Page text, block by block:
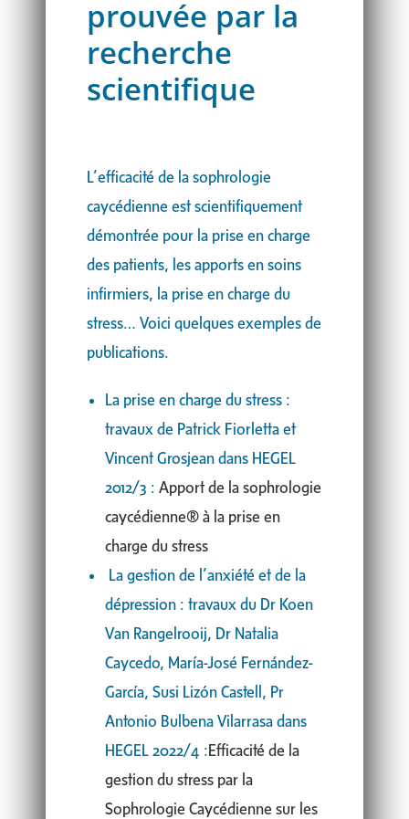
prouvée par la
recherche
scientifique
L’efficacité de la sophrologie
caycédienne est scientifiquement
démontrée pour la prise en charge
des patients, les apports en soins
infirmiers, la prise en charge du
stress… Voici quelques exemples de
publications.
La prise en charge du stress :
travaux de Patrick Fiorletta et
Vincent Grosjean dans HEGEL
2012/3 :Apport de la sophrologie
caycédienne® à la prise en
charge du stress
La gestion de l’anxiété et de la
dépression : travaux du Dr Koen
Van Rangelrooij, Dr Natalia
Caycedo, María-José Fernández-
García, Susi Lizón Castell, Pr
Antonio Bulbena Vilarrasa dans
HEGEL 2022/4 :Efficacité de la
gestion du stress par la
Sophrologie Caycédienne sur les